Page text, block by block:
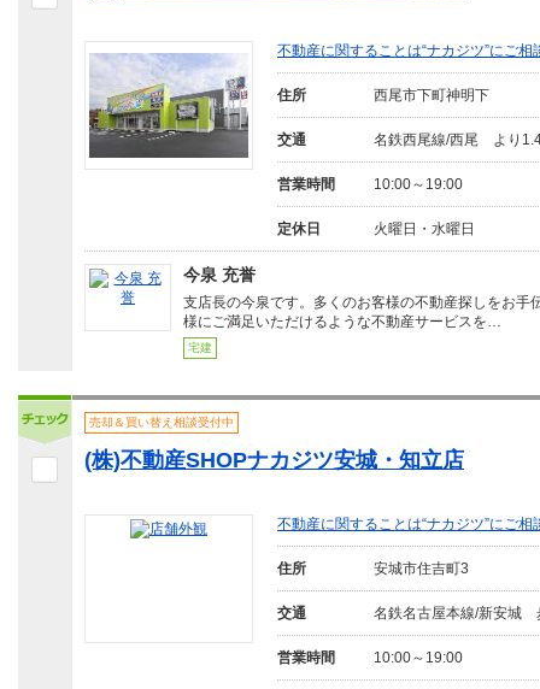
不動産に関することは“ナカジツ”にご相
住所 西尾市下町神明下
交通 名鉄西尾線/西尾 より
営業時間 10:00～19:00
定休日 火曜日・水曜日
今泉 充誉
支店長の今泉です。多くのお客様の不動産探しをお手
様にご満足いただけるような不動産サービスを…
宅建
売却＆買い替え相談受付中
(株)不動産SHOPナカジツ安城・知立店
不動産に関することは“ナカジツ”にご相
住所 安城市住吉町3
交通 名鉄名古屋本線/新安城
営業時間 10:00～19:00